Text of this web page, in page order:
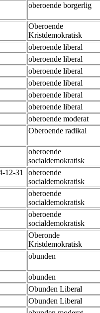
oberoende borgerlig
Oberoende
Kristdemokratisk
oberoende liberal
oberoende liberal
oberoende liberal
oberoende liberal
oberoende liberal
oberoende liberal
oberoende moderat
Oberoende radikal
oberoende
socialdemokratisk
12-31
oberoende
socialdemokratisk
oberoende
socialdemokratisk
oberoende
socialdemokratisk
Oberonde
Kristdemokratisk
obunden
obunden
Obunden Liberal
Obunden Liberal